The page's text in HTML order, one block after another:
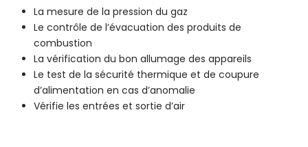
La mesure de la pression du gaz
Le contrôle de l’évacuation des produits de
combustion
La vérification du bon allumage des appareils
Le test de la sécurité thermique et de coupure
d’alimentation en cas d’anomalie
Vérifie les entrées et sortie d’air